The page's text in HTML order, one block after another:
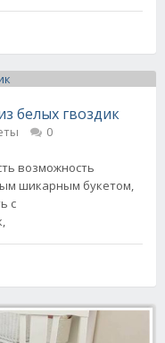
белых гвоздик
0
возможность
шикарным букетом,
с